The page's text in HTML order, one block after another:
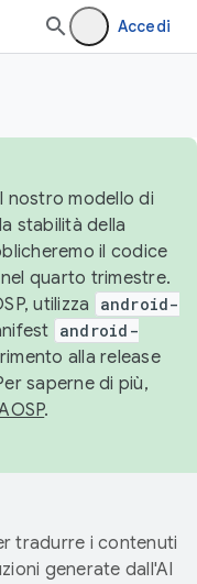
Accedi
nostro modello di
stabilità della
il codice
quarto trimestre.
utilizza
android-
android-
alla release
saperne di più,
.
tradurre i contenuti
generate dall'AI